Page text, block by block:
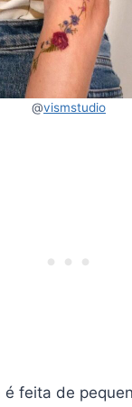
@vismstudio
é feita de